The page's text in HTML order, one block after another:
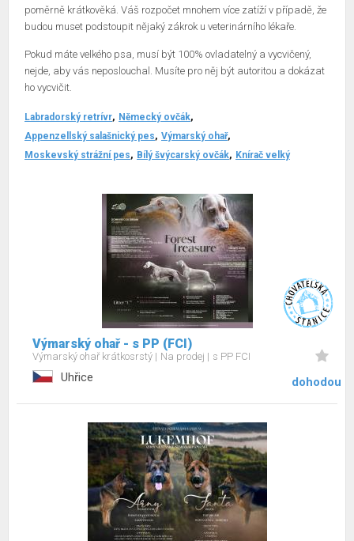
poměrně krátkověká. Váš rozpočet mnohem více zatíží v případě, že
budou muset podstoupit nějaký zákrok u veterinárního lékaře.
Pokud máte velkého psa, musí být 100% ovladatelný a vycvičený,
nejde, aby vás neposlouchal. Musíte pro něj být autoritou a dokázat
ho vycvičit.
Labradorský retrívr
Německý ovčák
Appenzellský salašnický pes
Výmarský ohař
Moskevský strážní pes
Bílý švýcarský ovčák Knírač velký
Výmarský ohař - s PP (FCI)
Výmarský ohař krátkosrstý Na prodej s PP FCI
Uhřice dohodou